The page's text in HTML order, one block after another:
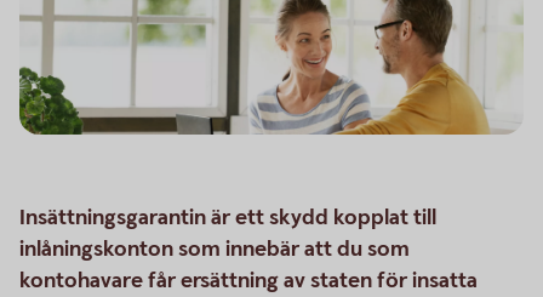
Insättningsgarantin är ett skydd kopplat till
inlåningskonton som innebär att du som
kontohavare får ersättning av staten för insatta